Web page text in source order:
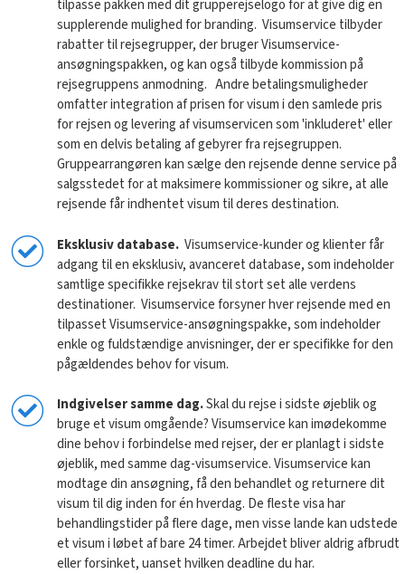
tilpasse pakken med dit grupperejselogo for at give dig en
supplerende mulighed for branding. Visumservice tilbyder
rabatter til rejsegrupper, der bruger Visumservice-
ansøgningspakken, og kan også tilbyde kommission på
rejsegruppens anmodning. Andre betalingsmuligheder
omfatter integration af prisen for visum i den samlede pris
for rejsen og levering af visumservicen som 'inkluderet' eller
som en delvis betaling af gebyrer fra rejsegruppen.
Gruppearrangøren kan sælge den rejsende denne service på
salgsstedet for at maksimere kommissioner og sikre, at alle
rejsende får indhentet visum til deres destination.
Eksklusiv database.Visumservice-kunder og klienter får
adgang til en eksklusiv, avanceret database, som indeholder
samtlige specifikke rejsekrav til stort set alle verdens
destinationer. Visumservice forsyner hver rejsende med en
tilpasset Visumservice-ansøgningspakke, som indeholder
enkle og fuldstændige anvisninger, der er specifikke for den
pågældendes behov for visum.
Indgivelser samme dag.Skal du rejse i sidste øjeblik og
bruge et visum omgående? Visumservice kan imødekomme
dine behov i forbindelse med rejser, der er planlagt i sidste
øjeblik, med samme dag-visumservice. Visumservice kan
modtage din ansøgning, få den behandlet og returnere dit
visum til dig inden for én hverdag. De fleste visa har
behandlingstider på flere dage, men visse lande kan udstede
et visum i løbet af bare 24 timer. Arbejdet bliver aldrig afbrudt
eller forsinket, uanset hvilken deadline du har.